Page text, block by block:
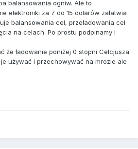
balansowania ogniw. Ale to
elektroniki za 7 do 15 dolarów załatwia
balansowania cel, przeładowania cel
na celach. Po prostu podpinamy i
że ładowanie poniżej 0 stopni Celcjusza
używać i przechowywać na mrozie ale